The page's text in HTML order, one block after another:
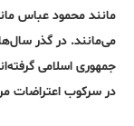
مانند محمود عباس
می‌مانند. در گذر
جمهوری اسلامی
در سرکوب اعتراضات